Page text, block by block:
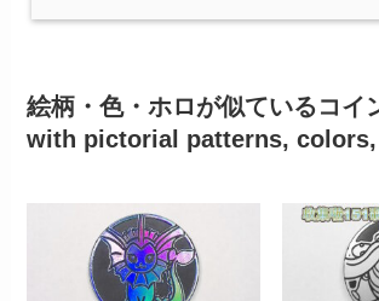
絵柄・色・ホロが似ているコイ
with pictorial patterns,